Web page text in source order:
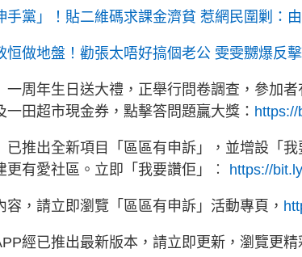
手黨」！貼二維碼求課金濟貧 惹網民圍剿：
恒做地盤！勸張太唔好搞個老公 雯雯嬲爆反
一周年生日送大禮，正舉行問卷調查，參加
一田超市現金券，點擊答問題贏大獎： https://
已推出全新項目「區區有申訴」，並增設「
更有愛社區。立即「我要讚佢」︰ https://
容，請立即瀏覽「區區有申訴」活動專頁，
經已推出最新版本，請立即更新，瀏覽更精